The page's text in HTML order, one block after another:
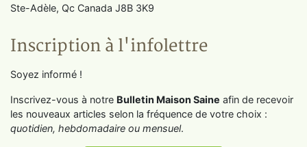
Ste-Adèle, Qc Canada J8B 3K9
Inscription à l'infolettre
Soyez informé !
Inscrivez-vous à notre Bulletin Maison Saine afin de recevoir
les nouveaux articles selon la fréquence de votre choix :
quotidien, hebdomadaire ou mensuel.